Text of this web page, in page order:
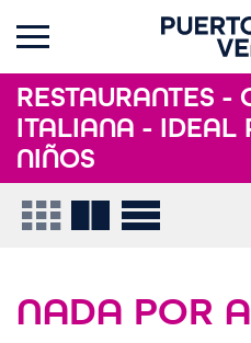
RESTAURANTES -
ITALIANA - IDEAL
NIÑOS
NADA POR